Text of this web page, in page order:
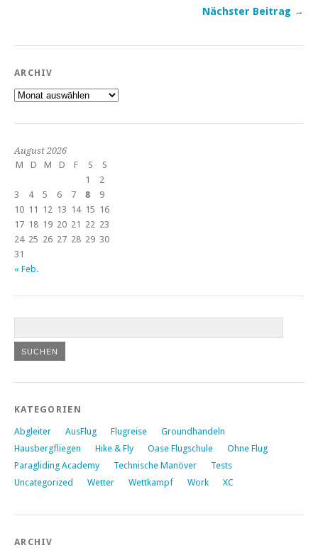
Nächster Beitrag →
ARCHIV
Archiv
August 2026
M
D M D F S
S
1
2
3
4 5 6 7 8
9
10 11 12 13 14 15 16
17 18 19 20 21 22 23
24 25 26 27 28 29 30
31
« Feb.
KATEGORIEN
Abgleiter AusFlug Flugreise
Groundhandeln
Hausbergfliegen
Hike & Fly Oase Flugschule
Ohne Flug
Paragliding Academy
Technische Manöver
Tests
Uncategorized
Wetter Wettkampf Work XC
ARCHIV